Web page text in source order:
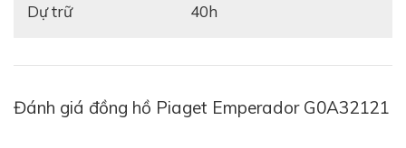
Ngay từ cái nhìn đầu tiên, thiết kế tổng thể của sản
mạnh mà sự cuốn hút đầy nam tính với dáng vỏ hình
chữ nhật. Những cạnh của bộ vỏ, đồng thời cũng được
hoàn thiện vô cùng trau chuốt với chất liệu vàng hồng
Dự trữ 40h
Đánh giá đồng hồ Piaget Emperador G0A32121